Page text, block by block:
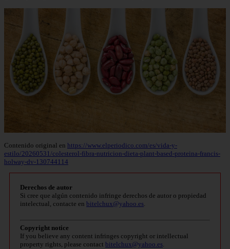
Contenido original en https://www.elperiodico.com/es/vida-y-
estilo/20260531/colesterol-fibra-nutricion-dieta-plant-based-proteina-francis-
holway-dv-130744114
Derechos de autor
Si cree que algún contenido infringe derechos de autor o propiedad
intelectual, contacte en bitelchux@yahoo.es.
Copyright notice
If you believe any content infringes copyright or intellectual
property rights, please contact bitelchux@yahoo.es.